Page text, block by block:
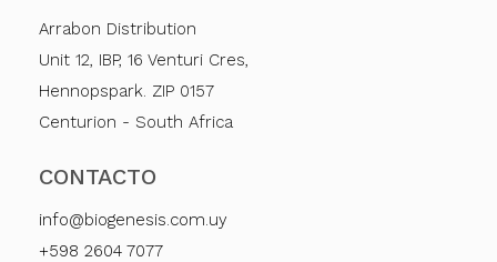
Arrabon Distribution
Unit 12, IBP, 16 Venturi Cres,
Hennopspark. ZIP 0157
Centurion - South Africa
CONTACTO
info@biogenesis.com.uy
+598 2604 7077